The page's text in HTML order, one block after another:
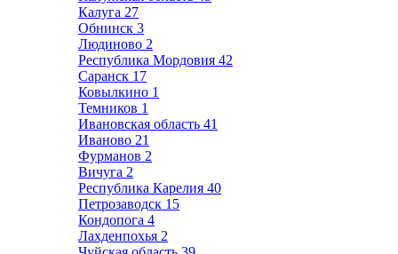
Калуга 27
Обнинск 3
Людиново 2
Республика Мордовия 42
Саранск 17
Ковылкино 1
Темников 1
Ивановская область 41
Иваново 21
Фурманов 2
Вичуга 2
Республика Карелия 40
Петрозаводск 15
Кондопога 4
Лахденпохья 2